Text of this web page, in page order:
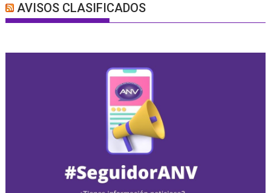
AVISOS CLASIFICADOS